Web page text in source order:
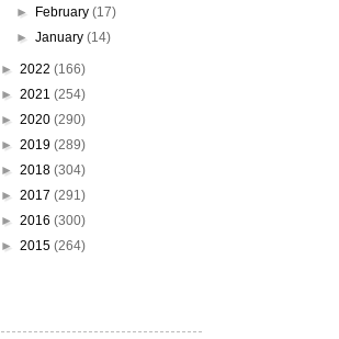
►
February (17)
► January (14)
► 2022 (166)
► 2021 (254)
► 2020 (290)
► 2019 (289)
► 2018 (304)
► 2017 (291)
► 2016 (300)
► 2015 (264)